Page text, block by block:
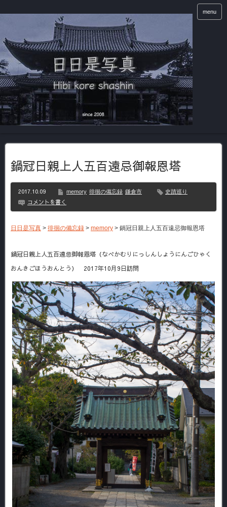
menu
鍋冠日親上人五百遠忌御報恩塔
2017.10.09 memory 徘徊の備忘録 鎌倉市 史蹟巡り
コメントを書く
日日是写真 > 徘徊の備忘録 > memory > 鍋冠日親上人五百遠忌御報恩塔
鍋冠日親上人五百遠忌御報恩塔（なべかむりにっしんしょうにんごひゃく
おんきごほうおんとう） 2017年10月9日訪問